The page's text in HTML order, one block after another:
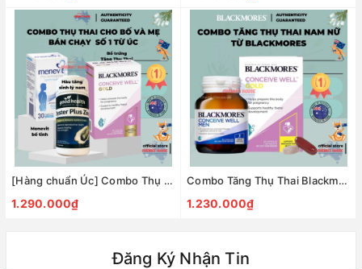
[Hàng chuẩn Úc] Combo Thụ Thai 3 món (Menevit + Hàu Oyster Plus + Blackmores Conceive Well Gold) HSD Xa
1.290.000₫
Combo Tăng Thụ Thai Blackmores 2 Món (Conceive Well Men + Blackmores Conceive Well Gold Preconception)
1.230.000₫
Đăng Ký Nhận Tin